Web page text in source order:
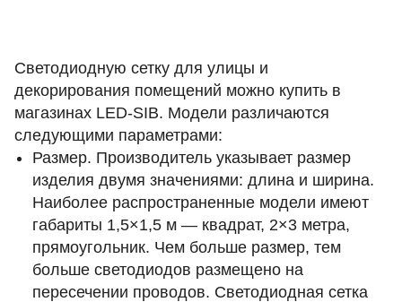
Светодиодную сетку для улицы и
декорирования помещений можно купить в
магазинах LED-SIB. Модели различаются
следующими параметрами:
Размер. Производитель указывает размер
изделия двумя значениями: длина и ширина.
Наиболее распространенные модели имеют
габариты 1,5×1,5 м — квадрат, 2×3 метра,
прямоугольник. Чем больше размер, тем
больше светодиодов размещено на
пересечении проводов. Светодиодная сетка